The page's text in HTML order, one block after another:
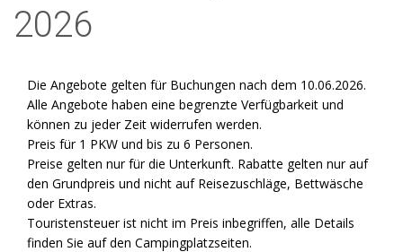
2026
Die Angebote gelten für Buchungen nach dem 10.06.2026.
Alle Angebote haben eine begrenzte Verfügbarkeit und
können zu jeder Zeit widerrufen werden.
Preis für 1 PKW und bis zu 6 Personen.
Preise gelten nur für die Unterkunft. Rabatte gelten nur auf
den Grundpreis und nicht auf Reisezuschläge, Bettwäsche
oder Extras.
Touristensteuer ist nicht im Preis inbegriffen, alle Details
finden Sie auf den Campingplatzseiten.